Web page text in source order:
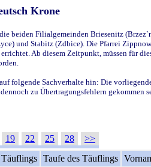
Krone
beiden Filialgemeinden Briesenitz
und Stabitz (Zdbice). Die Pfarrei
Ab diesem Zeitpunkt, müssen für
folgende Sachverhalte hin: Die
zu Übertragungsfehlern gekommen
19 22 25 28
>>
Täuflings Taufe des Täuflings